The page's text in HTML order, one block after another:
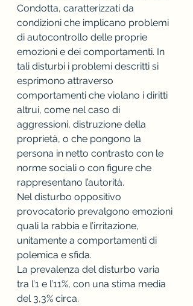
Condotta, caratterizzati da
condizioni che implicano problemi
di autocontrollo delle proprie
emozioni e dei comportamenti. In
tali disturbi i problemi descritti si
esprimono attraverso
comportamenti che violano i diritti
altrui, come nel caso di
aggressioni, distruzione della
proprietà, o che pongono la
persona in netto contrasto con le
norme sociali o con figure che
rappresentano l’autorità.
Nel disturbo oppositivo
provocatorio prevalgono emozioni
quali la rabbia e l’irritazione,
unitamente a comportamenti di
polemica e sfida.
La prevalenza del disturbo varia
tra l’1 e l’11%, con una stima media
del 3,3% circa.